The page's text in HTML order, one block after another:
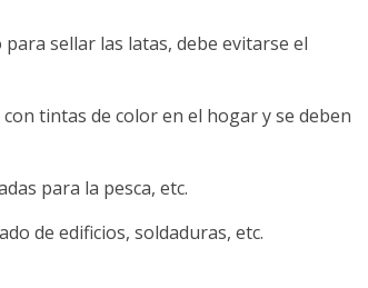
sellar las latas, debe evitarse el
tintas de color en el hogar y se deben
para la pesca, etc.
de edificios, soldaduras, etc.